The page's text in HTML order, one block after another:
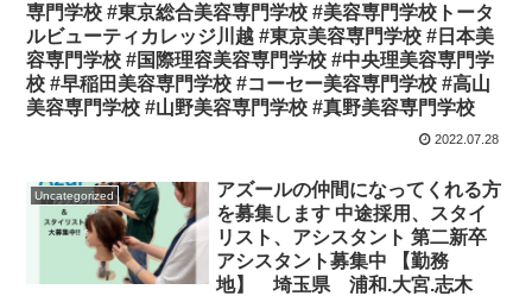
専門学校 #東京総合美容専門学校 #美容専門学校トータ
ルビューティカレッジ川越 #東京美容専門学校 #日本美
容専門学校 #国際理容美容専門学校 #中央理美容専門学
校 #早稲田美容専門学校 #コーセー美容専門学校 #高山
美容専門学校 #山野美容専門学校 #真野美容専門学校
2022.07.28
Uncategorized
アズールの仲間になってくれる方
を募集します 中途採用、スタイ
リスト、アシスタント 第二新卒
アシスタント募集中️ 【勤務
地】 埼玉県 浦和.大宮.志木